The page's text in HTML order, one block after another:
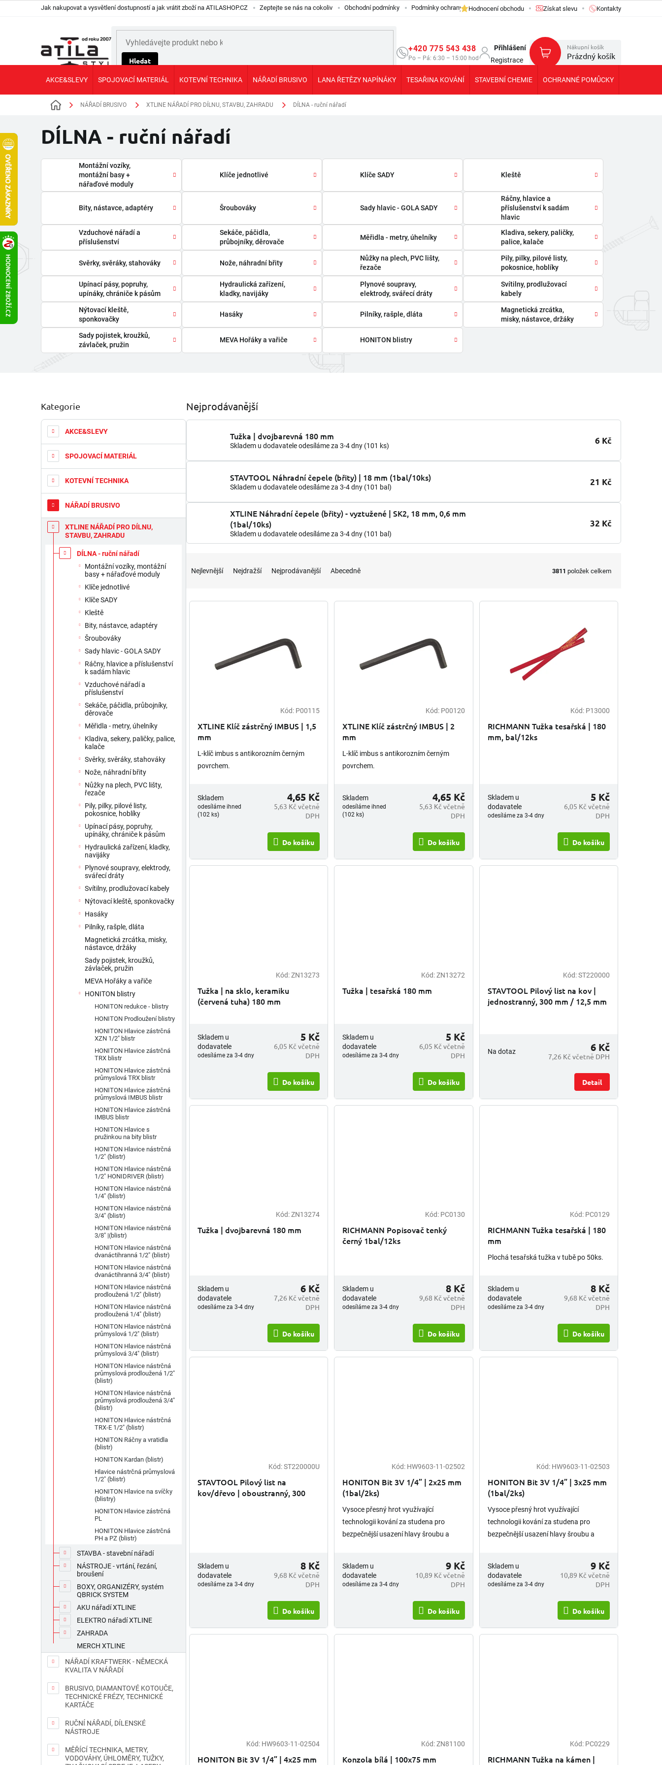
Jak nakupovat a vysvětlení dostupností a jak vrátit zboží na ATILASHOP.CZ Zeptejte se nás na cokoliv Obchodní podmínky Podmínky ochrany osobních údajů GDPR
Hodnocení obchodu Získat slevu Kontakty
Hledat
+420 775 543 438
Po – Pá: 6:30 – 15:00 hod
Přihlášení
Registrace
Nákupní košík
Prázdný košík
AKCE&SLEVY SPOJOVACÍ MATERIÁL KOTEVNÍ TECHNIKA NÁŘADÍ BRUSIVO LANA ŘETĚZY NAPÍNÁKY TESAŘINA KOVÁNÍ STAVEBNÍ CHEMIE OCHRANNÉ POMŮCKY
Domů NÁŘADÍ BRUSIVO XTLINE NÁŘADÍ PRO DÍLNU, STAVBU, ZAHRADU DÍLNA - ruční nářadí
DÍLNA - ruční nářadí
Montážní vozíky,
montážní basy +
nářaďové moduly
Klíče jednotlivé Klíče SADY Kleště
Bity, nástavce, adaptéry Šroubováky Sady hlavic - GOLA SADY
Ráčny, hlavice a
příslušenství k sadám
hlavic
Vzduchové nářadí a
příslušenství
Sekáče, páčidla,
průbojníky, děrovače
Měřidla - metry, úhelníky
Kladiva, sekery, paličky,
palice, kalače
Svěrky, svěráky, stahováky Nože, náhradní břity
Nůžky na plech, PVC lišty,
řezače
Pily, pilky, pilové listy,
pokosnice, hoblíky
Upínací pásy, popruhy,
upínáky, chrániče k pásům
Hydraulická zařízení,
kladky, navijáky
Plynové soupravy,
elektrody, svářecí dráty
Svítilny, prodlužovací
kabely
Nýtovací kleště,
sponkovačky
Hasáky Pilníky, rašple, dláta
Magnetická zrcátka,
misky, nástavce, držáky
Sady pojistek, kroužků,
závlaček, pružin
MEVA Hořáky a vařiče HONITON blistry
o
s
r
n
p
n
Přeskočit
kategorie
Kategorie
AKCE&SLEVY
SPOJOVACÍ MATERIÁL
KOTEVNÍ TECHNIKA
NÁŘADÍ BRUSIVO
XTLINE NÁŘADÍ PRO DÍLNU,
STAVBU, ZAHRADU
DÍLNA - ruční nářadí
Montážní vozíky, montážní
basy + nářaďové moduly
Klíče jednotlivé
Klíče SADY
Kleště
Bity, nástavce, adaptéry
Šroubováky
Sady hlavic - GOLA SADY
Ráčny, hlavice a příslušenství
k sadám hlavic
Vzduchové nářadí a
příslušenství
Sekáče, páčidla, průbojníky,
děrovače
Měřidla - metry, úhelníky
Kladiva, sekery, paličky, palice,
kalače
Svěrky, svěráky, stahováky
Nože, náhradní břity
Nůžky na plech, PVC lišty,
řezače
Pily, pilky, pilové listy,
pokosnice, hoblíky
Upínací pásy, popruhy,
upínáky, chrániče k pásům
Hydraulická zařízení, kladky,
navijáky
Plynové soupravy, elektrody,
svářecí dráty
Svítilny, prodlužovací kabely
Nýtovací kleště, sponkovačky
Hasáky
Pilníky, rašple, dláta
Magnetická zrcátka, misky,
nástavce, držáky
Sady pojistek, kroužků,
závlaček, pružin
MEVA Hořáky a vařiče
HONITON blistry
HONITON redukce - blistry
HONITON Prodloužení blistry
HONITON Hlavice zástrčná
XZN 1/2" blistr
HONITON Hlavice zástrčná
TRX blistr
HONITON Hlavice zástrčná
průmyslová TRX blistr
HONITON Hlavice zástrčná
průmyslová IMBUS blistr
HONITON Hlavice zástrčná
IMBUS blistr
HONITON Hlavice s
pružinkou na bity blistr
HONITON Hlavice nástrčná
1/2" (blistr)
HONITON Hlavice nástrčná
1/2" HONIDRIVER (blistr)
HONITON Hlavice nástrčná
1/4" (blistr)
HONITON Hlavice nástrčná
3/4" (blistr)
HONITON Hlavice nástrčná
3/8" |(blistr)
HONITON Hlavice nástrčná
dvanáctihranná 1/2" (blistr)
HONITON Hlavice nástrčná
dvanáctihranná 3/4" (blistr)
HONITON Hlavice nástrčná
prodloužená 1/2" (blistr)
HONITON Hlavice nástrčná
prodloužená 1/4" (blistr)
HONITON Hlavice nástrčná
průmyslová 1/2" (blistr)
HONITON Hlavice nástrčná
průmyslová 3/4" (blistr)
HONITON Hlavice nástrčná
průmyslová prodloužená 1/2"
(blistr)
HONITON Hlavice nástrčná
průmyslová prodloužená 3/4"
(blistr)
HONITON Hlavice nástrčná
TRX-E 1/2" (blistr)
HONITON Ráčny a vratidla
(blistr)
HONITON Kardan (blistr)
Hlavice nástrčná průmyslová
1/2" (blistr)
HONITON Hlavice na svíčky
(blistry)
HONITON Hlavice zástrčná
PL
HONITON Hlavice zástrčná
PH a PZ (blistr)
STAVBA - stavební nářadí
NÁSTROJE - vrtání, řezání,
broušení
BOXY, ORGANIZÉRY, systém
QBRICK SYSTEM
AKU nářadí XTLINE
ELEKTRO nářadí XTLINE
ZAHRADA
MERCH XTLINE
NÁŘADÍ KRAFTWERK - NĚMECKÁ
KVALITA V NÁŘADÍ
BRUSIVO, DIAMANTOVÉ KOTOUČE,
TECHNICKÉ FRÉZY, TECHNICKÉ
KARTÁČE
RUČNÍ NÁŘADÍ, DÍLENSKÉ
NÁSTROJE
MĚŘÍCÍ TECHNIKA, METRY,
VODOVÁHY, ÚHLOMĚRY, TUŽKY,
Nejprodávanější
Tužka | dvojbarevná 180 mm
Skladem u dodavatele odesíláme za 3-4 dny (101 ks) 6 Kč
STAVTOOL Náhradní čepele (břity) | 18 mm (1bal/10ks)
Skladem u dodavatele odesíláme za 3-4 dny (101 bal) 21 Kč
XTLINE Náhradní čepele (břity) - vyztužené | SK2, 18 mm, 0,6 mm
(1bal/10ks)
Skladem u dodavatele odesíláme za 3-4 dny (101 bal)
32 Kč
n
Nejlevnější Nejdražší Nejprodávanější Abecedně 3811 položek celkem
V
Kód: P00115
XTLINE Klíč zástrčný IMBUS | 1,5
mm
L-klíč imbus s antikorozním černým
povrchem.
Skladem
odesíláme ihned
(102 ks)
5,63 Kč včetně
DPH
4,65 Kč
Do košíku
Kód: P00120
XTLINE Klíč zástrčný IMBUS | 2
mm
L-klíč imbus s antikorozním černým
povrchem.
Skladem
odesíláme ihned
(102 ks)
5,63 Kč včetně
DPH
4,65 Kč
Do košíku
Kód: P13000
RICHMANN Tužka tesařská | 180
mm, bal/12ks
Skladem u
dodavatele
odesíláme za 3-4 dny
6,05 Kč včetně
DPH
5 Kč
Do košíku
Kód:ZN13273
Tužka | na sklo, keramiku
(červená tuha) 180 mm
Skladem u
dodavatele
odesíláme za 3-4 dny
6,05 Kč včetně
DPH
5 Kč
Do košíku
Kód:ZN13272
Tužka | tesařská 180 mm
Skladem u
dodavatele
odesíláme za 3-4 dny
6,05 Kč včetně
DPH
5 Kč
Do košíku
Kód:ST220000
STAVTOOL Pilový list na kov |
jednostranný, 300 mm / 12,5 mm
Na dotaz
7,26 Kč včetně DPH
6 Kč
Detail
Kód:ZN13274
Tužka | dvojbarevná 180 mm
Skladem u
dodavatele
odesíláme za 3-4 dny
7,26 Kč včetně
DPH
6 Kč
Do košíku
Kód: PC0130
RICHMANN Popisovač tenký
černý 1bal/12ks
Skladem u
dodavatele
odesíláme za 3-4 dny
9,68 Kč včetně
DPH
8 Kč
Do košíku
Kód: PC0129
RICHMANN Tužka tesařská | 180
mm
Plochá tesařská tužka v tubě po 50ks.
Skladem u
dodavatele
odesíláme za 3-4 dny
9,68 Kč včetně
DPH
8 Kč
Do košíku
Kód:ST220000U
STAVTOOL Pilový list na
kov/dřevo | oboustranný, 300
Skladem u
dodavatele
odesíláme za 3-4 dny
9,68 Kč včetně
DPH
8 Kč
Do košíku
Kód: HW9603-11-02502
HONITON Bit 3V 1/4” | 2x25 mm
(1bal/2ks)
Vysoce přesný hrot využívající
technologii kování za studena pro
bezpečnější usazení hlavy šroubu a
provoz,...
Skladem u
dodavatele
odesíláme za 3-4 dny
10,89 Kč včetně
DPH
9 Kč
Do košíku
Kód: HW9603-11-02503
HONITON Bit 3V 1/4” | 3x25 mm
(1bal/2ks)
Vysoce přesný hrot využívající
technologii kování za studena pro
bezpečnější usazení hlavy šroubu a
provoz,...
Skladem u
dodavatele
odesíláme za 3-4 dny
10,89 Kč včetně
DPH
9 Kč
Do košíku
Kód: HW9603-11-02504
HONITON Bit 3V 1/4” | 4x25 mm
Kód:ZN81100
Konzola bílá | 100x75 mm
Kód: PC0229
RICHMANN Tužka na kámen |